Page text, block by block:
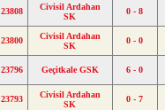
23808
Civisil Ardahan
SK
0 - 8
23800
Civisil Ardahan
SK
0 - 0
23796 Geçitkale GSK 6 - 0
23793
Civisil Ardahan
SK
0 - 7